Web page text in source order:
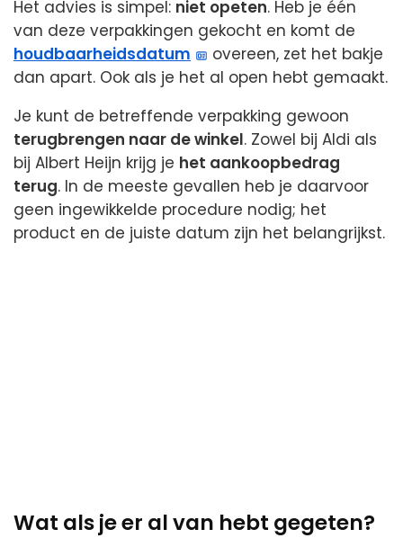
Het advies is simpel: niet opeten. Heb je één
van deze verpakkingen gekocht en komt de
houdbaarheidsdatum
overeen, zet het bakje
dan apart. Ook als je het al open hebt gemaakt.
Je kunt de betreffende verpakking gewoon
terugbrengen naar de winkel. Zowel bij Aldi als
bij Albert Heijn krijg je het aankoopbedrag
terug. In de meeste gevallen heb je daarvoor
geen ingewikkelde procedure nodig; het
product en de juiste datum zijn het belangrijkst.
Wat als je er al van hebt gegeten?